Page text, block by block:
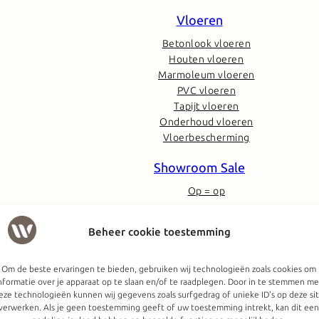
Beheer cookie toestemming
Om de beste ervaringen te bieden, gebruiken wij technologieën zoals cookies om
over je apparaat op te slaan en/of te raadplegen. Door in te stemmen
technologieën kunnen wij gegevens zoals surfgedrag of unieke ID's op deze
Als je geen toestemming geeft of uw toestemming intrekt, kan dit een
Vloeren
Betonlook vloeren
Houten vloeren
Marmoleum vloeren
PVC vloeren
Tapijt vloeren
Onderhoud vloeren
Vloerbescherming
Showroom Sale
Op = op